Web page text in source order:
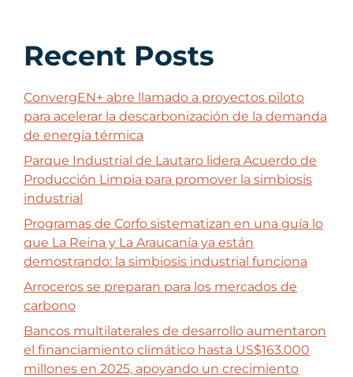
Recent Posts
ConvergEN+ abre llamado a proyectos piloto
para acelerar la descarbonización de la demanda
de energía térmica
Parque Industrial de Lautaro lidera Acuerdo de
Producción Limpia para promover la simbiosis
industrial
Programas de Corfo sistematizan en una guía lo
que La Reina y La Araucanía ya están
demostrando: la simbiosis industrial funciona
Arroceros se preparan para los mercados de
carbono
Bancos multilaterales de desarrollo aumentaron
el financiamiento climático hasta US$163.000
millones en 2025, apoyando un crecimiento